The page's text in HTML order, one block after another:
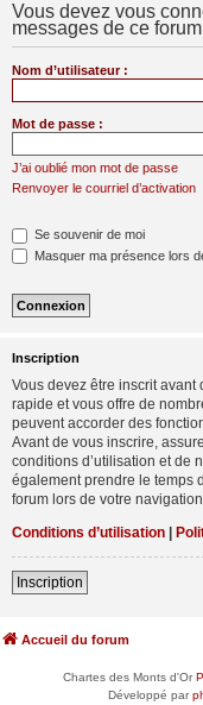
Vous devez vous
messages de ce
Nom d’utilisateur :
Mot de passe :
J’ai oublié mon mot de passe
Renvoyer le courriel d’activation
Se souvenir de moi
Masquer ma présence lors
Inscription
Vous devez être inscrit avant
rapide et vous offre de
peuvent accorder des
Avant de vous inscrire,
conditions d’utilisation et de
également prendre le temps
forum lors de votre navigation.
Conditions d’utilisation |
Inscription
Accueil du forum
Chartes des Monts d'Or
Développé par